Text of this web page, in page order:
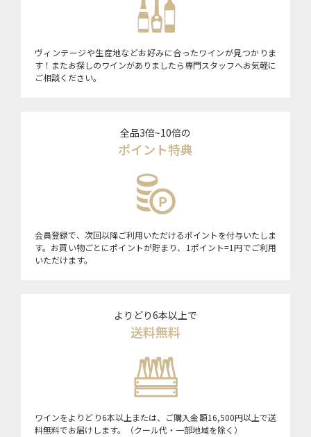
ヴィンテージや生産地などお好みに合ったワインが見つかりま
す！またお探しのワインがありましたら専門スタッフへお気軽に
ご相談ください。
全品3倍~10倍の
ポイント特典
会員登録で、次回以降ご利用いただけるポイントを付与いたしま
す。お買い物ごとにポイントが貯まり、1ポイント=1円でご利用
いただけます。
よりどり6本以上で
送料無料
ワインをよりどり6本以上または、ご購入金額16,500円以上で送
料無料でお届けします。（クール代・一部地域を除く）